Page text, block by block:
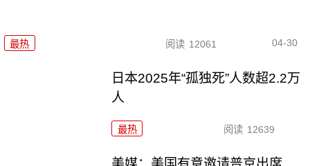
最热 阅读 12061 04-30
日本2025年“孤独死”人数超2.2万
人
最热 阅读 12639